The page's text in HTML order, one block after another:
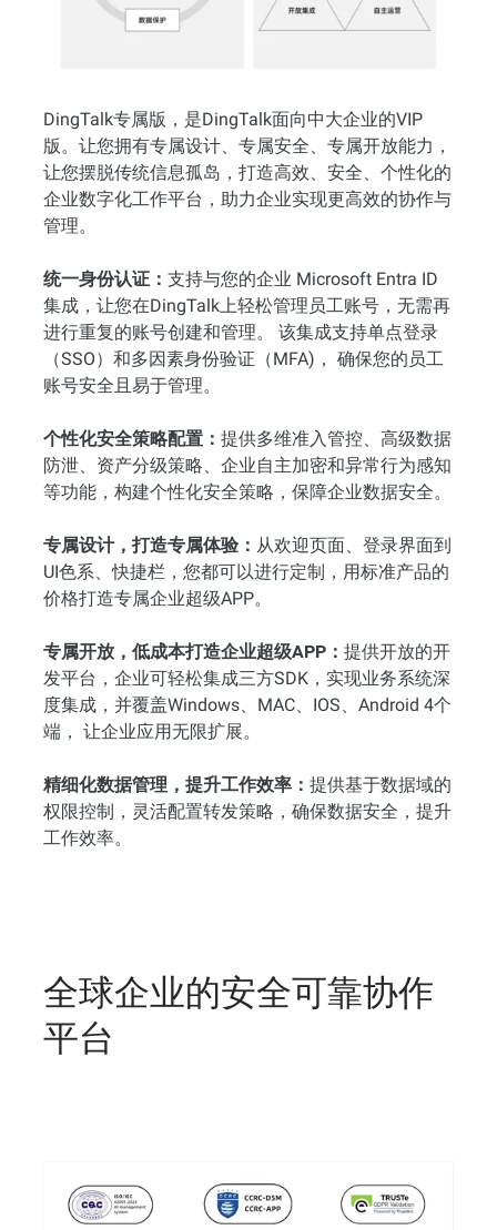
DingTalk专属版，是DingTalk面向中大企业的VIP
版。让您拥有专属设计、专属安全、专属开放能力，
让您摆脱传统信息孤岛，打造高效、安全、个性化的
企业数字化工作平台，助力企业实现更高效的协作与
管理。
统一身份认证： 支持与您的企业 Microsoft Entra ID
集成，让您在DingTalk上轻松管理员工账号，无需再
进行重复的账号创建和管理。 该集成支持单点登录
（SSO）和多因素身份验证（MFA)， 确保您的员工
账号安全且易于管理。
个性化安全策略配置： 提供多维准入管控、高级数据
防泄、资产分级策略、企业自主加密和异常行为感知
等功能，构建个性化安全策略，保障企业数据安全。
专属设计，打造专属体验： 从欢迎页面、登录界面到
UI色系、快捷栏，您都可以进行定制，用标准产品的
价格打造专属企业超级APP。
专属开放，低成本打造企业超级APP： 提供开放的开
发平台，企业可轻松集成三方SDK，实现业务系统深
度集成，并覆盖Windows、MAC、IOS、Android 4个
端， 让企业应用无限扩展。
精细化数据管理，提升工作效率： 提供基于数据域的
权限控制，灵活配置转发策略，确保数据安全，提升
工作效率。
全球企业的安全可靠协作
平台